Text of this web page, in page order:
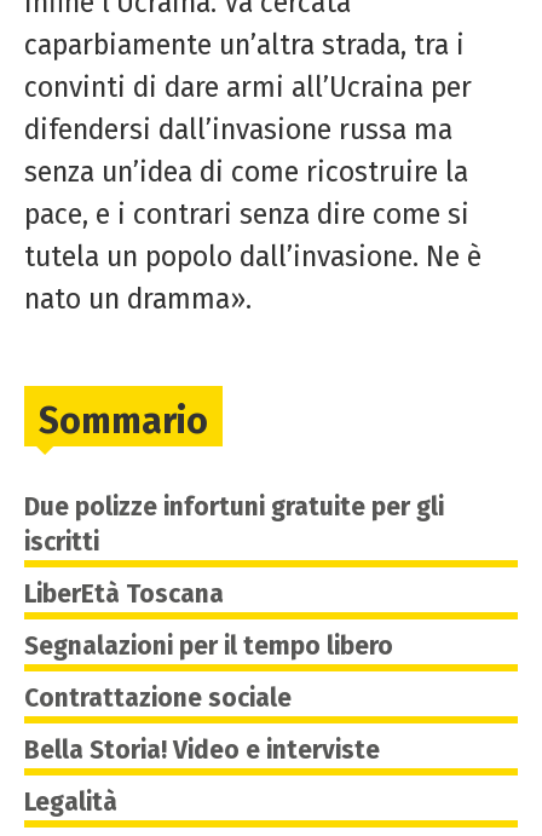
caparbiamente un’altra strada, tra i
convinti di dare armi all’Ucraina per
difendersi dall’invasione russa ma
senza un’idea di come ricostruire la
pace, e i contrari senza dire come si
tutela un popolo dall’invasione. Ne è
nato un dramma».
Sommario
Due polizze infortuni gratuite per gli
iscritti
LiberEtà Toscana
Segnalazioni per il tempo libero
Contrattazione sociale
Bella Storia! Video e interviste
Legalità